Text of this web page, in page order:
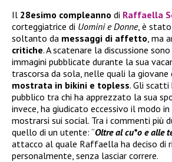
Il 28esimo compleanno di Raffaella
corteggiatrice di Uomini e Donne, è
soltanto da messaggi di affetto , ma
critiche. A scatenare la discussione
immagini pubblicate durante la sua
trascorsa da sola, nelle quali la giovane
mostrata in bikini e topless. Gli scatti
pubblico tra chi ha apprezzato la sua
invece, ha giudicato eccessivo il modo
mostrarsi sui social. Tra i commenti più
quello di un utente: “Oltre al cu*o e alle
attacco al quale Raffaella ha deciso di
personalmente, senza lasciar correre.